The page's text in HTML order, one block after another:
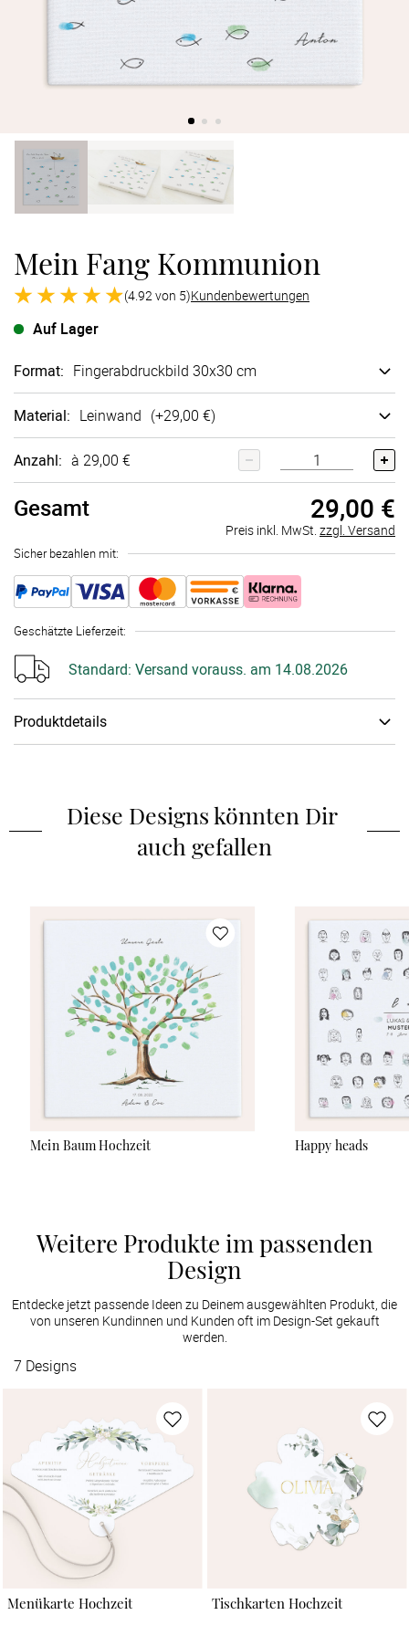
Mein Fang Kommunion
(4.92 von 5)Kundenbewertungen
Auf Lager
Format: Finger­abdruck­bild 30x30 cm
Material: Lein­wand (+29,00 €)
Anzahl: à 29,00 €
Gesamt 29,00 €
Preis inkl. MwSt. zzgl. Versand
Sicher bezahlen mit:
Geschätzte Lieferzeit:
Standard: Versand vorauss. am 14.08.2026
Produktdetails
Diese Designs könnten Dir
auch gefallen
Mein Baum Hochzeit Happy heads
Weitere Produkte im passenden
Design
Entdecke jetzt passende Ideen zu Deinem ausgewählten Produkt, die
von unseren Kundinnen und Kunden oft im Design-Set gekauft
werden.
7 Designs
Menükarte Hochzeit Tischkarten Hochzeit